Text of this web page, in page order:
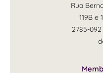
Rua
119B e
2785-